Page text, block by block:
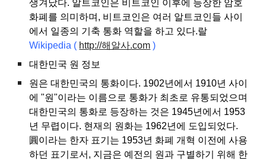
생겨났다. 알트코인은 비트코인 이후에 등장한 암호
화폐를 의미하며, 비트코인은 여러 알트코인들 사이
에서 일종의 기축 통화 역할을 하고 있다.랄
Wikipedia ( http://해알사.com )
대한민국 원 정보
원은 대한민국의 통화이다. 1902년에서 1910년 사이
에 "원"이라는 이름으로 통화가 최초로 유통되었으며
대한민국의 통화로 등장하는 것은 1945년에서 1953
년 무렵이다. 현재의 원화는 1962년에 도입되었다.
圓이라는 한자 표기는 1953년 화폐 개혁 이전에 사용
하던 표기로서, 지금은 예전의 원과 구별하기 위해 한